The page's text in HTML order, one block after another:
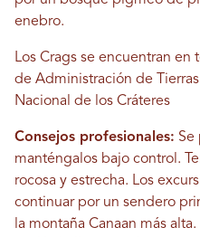
enebro.
Los Crags se encuentran
de Administración de
Nacional de los Cráteres
Consejos profesionales: Se
manténgalos bajo control.
rocosa y estrecha. Los
continuar por un sendero
la montaña Canaan más